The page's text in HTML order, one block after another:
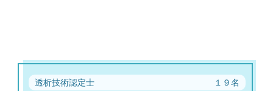
透析技術認定士 １９名